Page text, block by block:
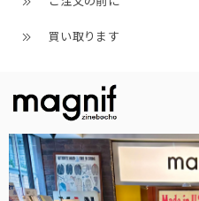
買い取ります